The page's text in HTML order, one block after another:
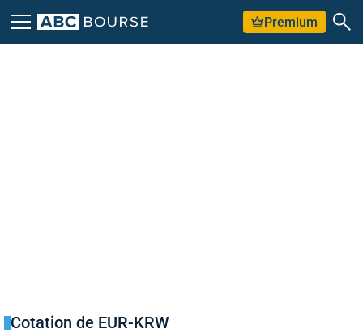
Premium
Cotation de EUR-KRW